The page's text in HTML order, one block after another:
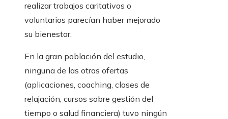
realizar trabajos caritativos o
voluntarios parecían haber mejorado
su bienestar.
En la gran población del estudio,
ninguna de las otras ofertas
(aplicaciones, coaching, clases de
relajación, cursos sobre gestión del
tiempo o salud financiera) tuvo ningún